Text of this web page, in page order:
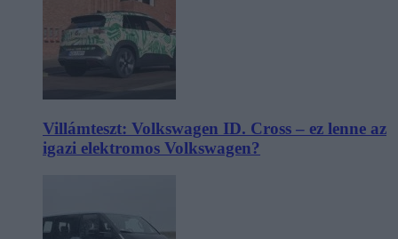
Villámteszt: Volkswagen ID. Cross – ez lenne az
igazi elektromos Volkswagen?